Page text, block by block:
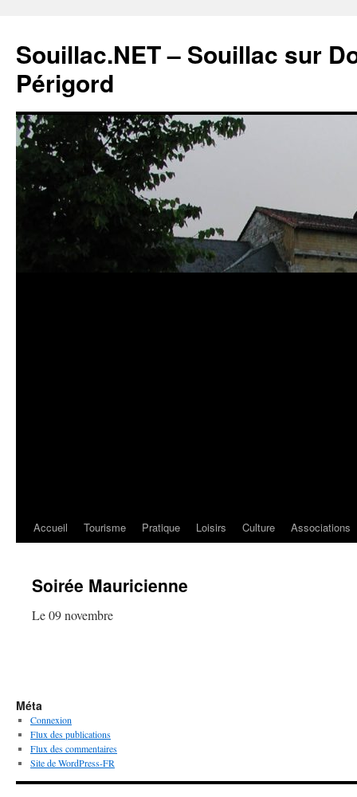
Souillac.NET – Souillac sur
Périgord
Accueil Tourisme Pratique Loisirs Culture Associations
Soirée Mauricienne
Le 09 novembre
Méta
Connexion
Flux des publications
Flux des commentaires
Site de WordPress-FR